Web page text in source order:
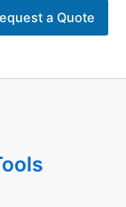
a Quote